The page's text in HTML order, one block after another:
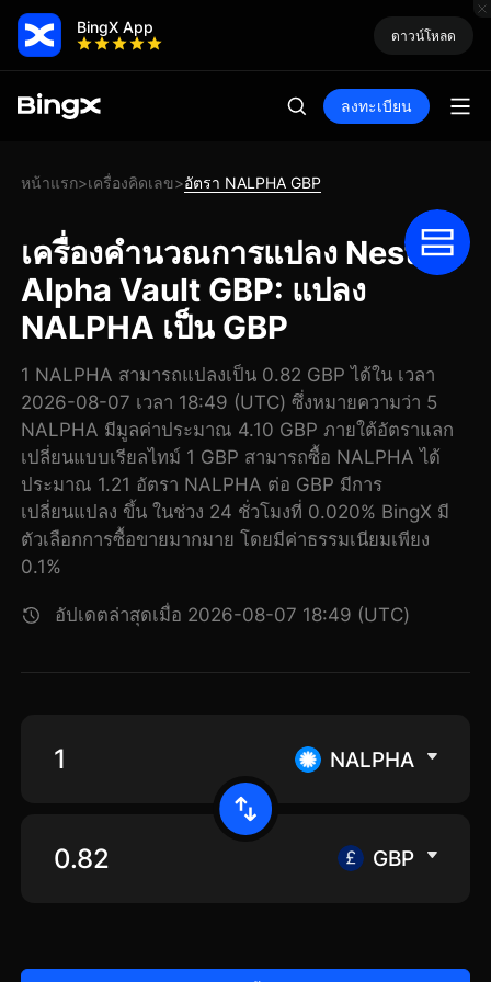
BingX App ดาวน์โหลด
ลงทะเบียน
หน้าแรก>เครื่องคิดเลข>อัตรา NALPHA GBP
เครื่องคำนวณการแปลง Nest
Alpha Vault GBP: แปลง
NALPHA เป็น GBP
1 NALPHA สามารถแปลงเป็น 0.82 GBP ได้ใน เวลา
2026-08-07 เวลา 18:49 (UTC) ซึ่งหมายความว่า 5
NALPHA มีมูลค่าประมาณ 4.10 GBP ภายใต้อัตราแลก
เปลี่ยนแบบเรียลไทม์ 1 GBP สามารถซื้อ NALPHA ได้
ประมาณ 1.21 อัตรา NALPHA ต่อ GBP มีการ
เปลี่ยนแปลง ขึ้น ในช่วง 24 ชั่วโมงที่ 0.020% BingX มี
ตัวเลือกการซื้อขายมากมาย โดยมีค่าธรรมเนียมเพียง
0.1%
อัปเดตล่าสุดเมื่อ 2026-08-07 18:49 (UTC)
NALPHA
GBP